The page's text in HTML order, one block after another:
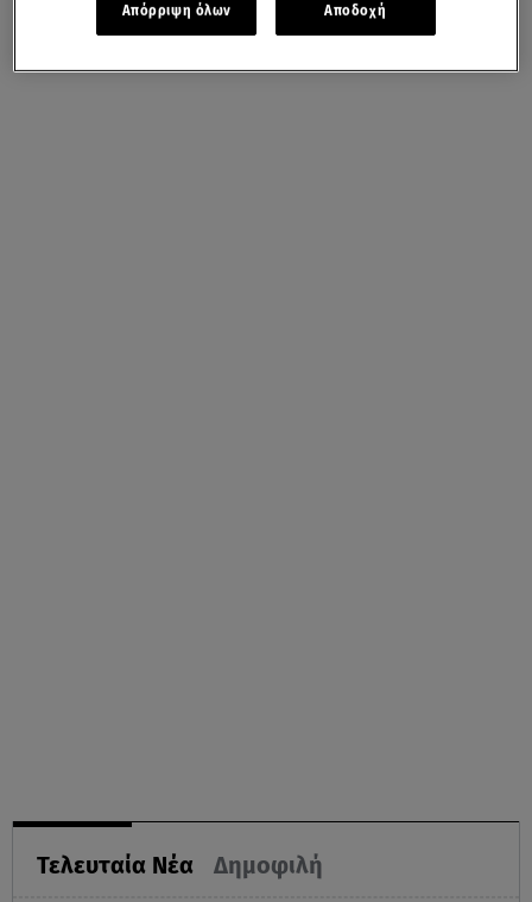
Τελευταία Νέα Δημοφιλή
Απόρριψη όλων Αποδοχή